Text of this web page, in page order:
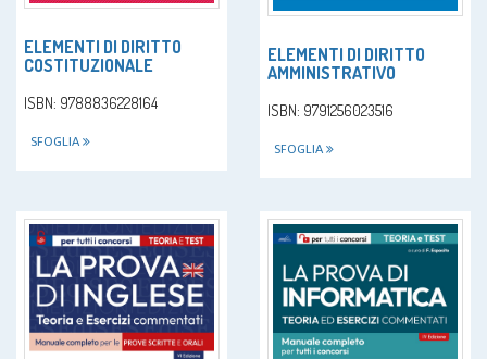
ELEMENTI DI DIRITTO
COSTITUZIONALE
ISBN: 9788836228164
SFOGLIA
ELEMENTI DI DIRITTO
AMMINISTRATIVO
ISBN: 9791256023516
SFOGLIA